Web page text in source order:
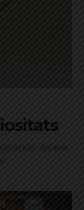
del seu